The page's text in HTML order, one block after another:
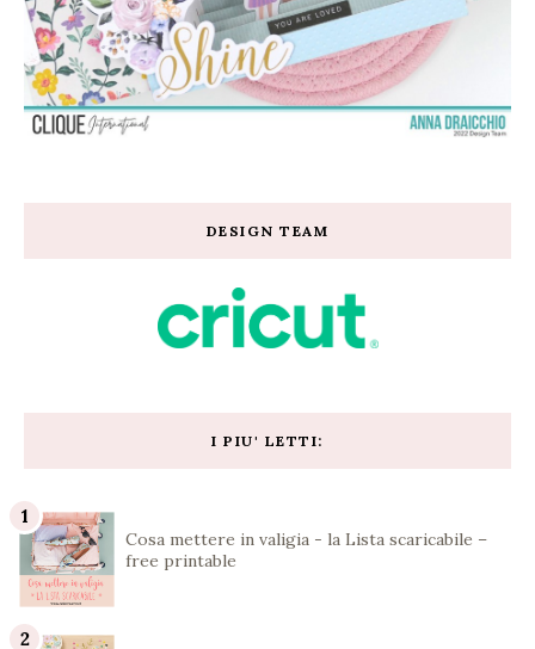
DESIGN TEAM
I PIU' LETTI:
Cosa mettere in valigia - la Lista scaricabile –
free printable